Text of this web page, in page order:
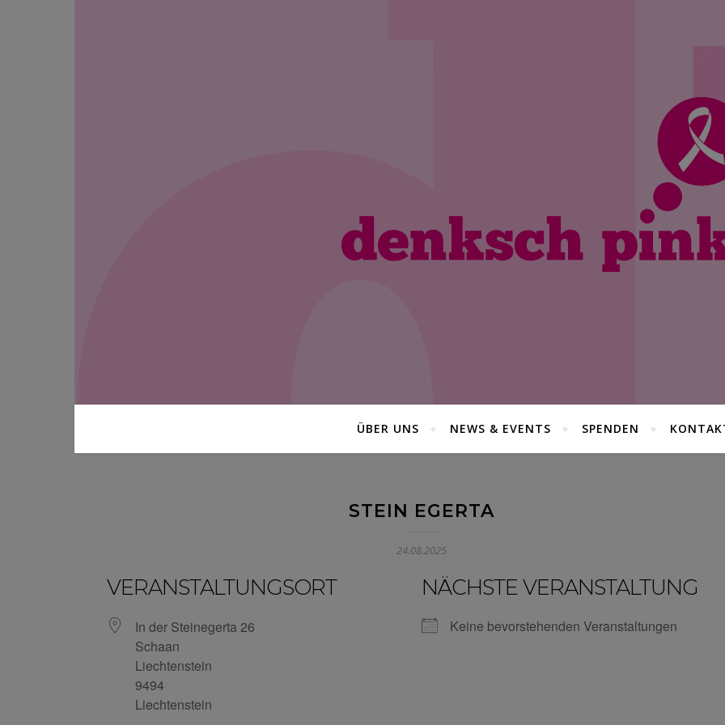
ÜBER UNS NEWS & EVENTS SPENDEN
STEIN EGERTA
24.08.2025
VERANSTALTUNGSORT
In der Steinegerta 26
Schaan
Liechtenstein
9494
Liechtenstein
NÄCHSTE VERANSTALTUNG
Keine bevorstehenden Veranstaltungen